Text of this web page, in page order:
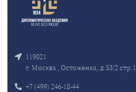
119021
г. Москва , Остоженка, д.53/2 стр.1
+7 (499) 246-18-44